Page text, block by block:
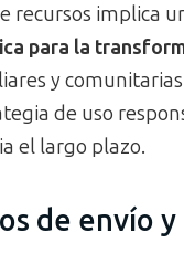
recursos implica
para la
y
de uso
el largo plazo.
de envío y